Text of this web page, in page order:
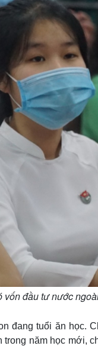
vốn đầu tư nước
đang tuổi ăn học.
năm học mới,